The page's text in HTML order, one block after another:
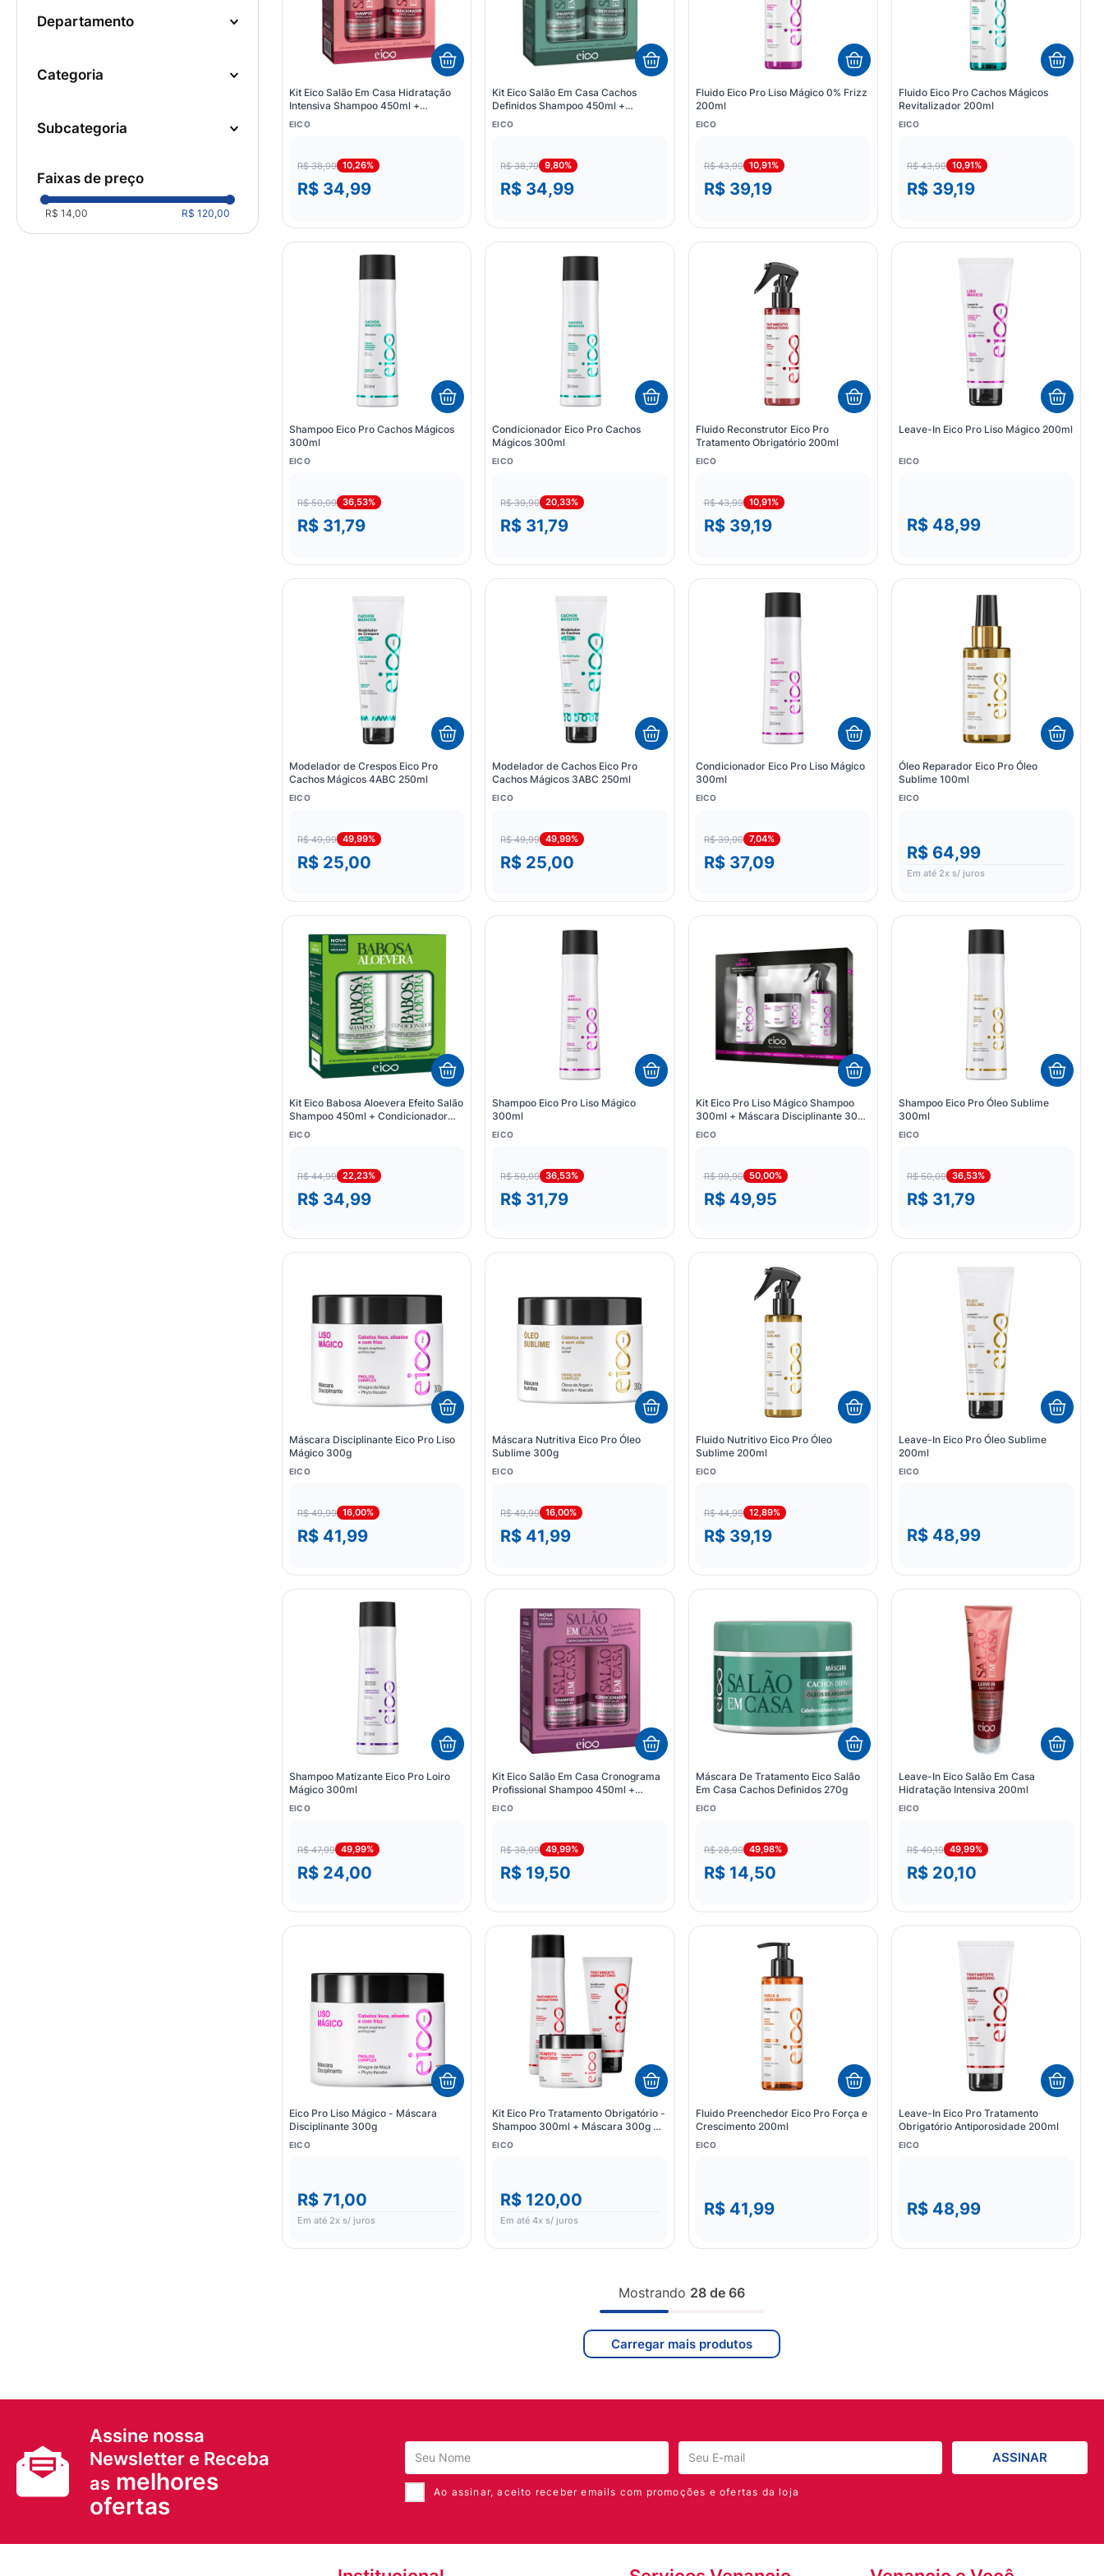
departamento
categoria
Banho e Pós Banho
subcategoria
Shampoo (18
Máscara de Tratamento
(15)
faixas de preço
R$ 14,00 R$ 120,00
Kit Eico Salão Em Casa Hidratação
Intensiva Shampoo 450ml +
Condicionador 400ml
EICO
R$ 38,99 10,26%
R$ 34,99
Kit Eico Salão Em Casa Cachos
Definidos Shampoo 450ml +
Condicionador 400ml
EICO
R$ 38,79 9,80%
R$ 34,99
Fluido Eico Pro Liso Mágico 0% Frizz
200ml
EICO
R$ 43,99 10,91%
R$ 39,19
Fluido Eico Pro Cachos Mágicos
Revitalizador 200ml
EICO
R$ 43,99 10,91%
R$ 39,19
Shampoo Eico Pro Cachos Mágicos
300ml
EICO
R$ 50,09 36,53%
R$ 31,79
Condicionador Eico Pro Cachos
Mágicos 300ml
EICO
R$ 39,90 20,33%
R$ 31,79
Fluido Reconstrutor Eico Pro
Tratamento Obrigatório 200ml
EICO
R$ 43,99 10,91%
R$ 39,19
Leave-In Eico Pro Liso Mágico 200ml
EICO
R$ 48,99
Modelador de Crespos Eico Pro
Cachos Mágicos 4ABC 250ml
EICO
R$ 49,99 49,99%
R$ 25,00
Modelador de Cachos Eico Pro
Cachos Mágicos 3ABC 250ml
EICO
R$ 49,99 49,99%
R$ 25,00
Condicionador Eico Pro Liso Mágico
300ml
EICO
R$ 39,90 7,04%
R$ 37,09
Óleo Reparador Eico Pro Óleo
Sublime 100ml
EICO
R$ 64,99
Em até 2x s/ juros
Kit Eico Babosa Aloevera Efeito Salão
Shampoo 450ml + Condicionador
400ml
EICO
R$ 44,99 22,23%
R$ 34,99
Shampoo Eico Pro Liso Mágico
300ml
EICO
R$ 50,09 36,53%
R$ 31,79
Kit Eico Pro Liso Mágico Shampoo
300ml + Máscara Disciplinante 300g
+ Fluido 0% Frizz 200ml
EICO
R$ 99,90 50,00%
R$ 49,95
Shampoo Eico Pro Óleo Sublime
300ml
EICO
R$ 50,09 36,53%
R$ 31,79
Máscara Disciplinante Eico Pro Liso
Mágico 300g
EICO
R$ 49,99 16,00%
R$ 41,99
Máscara Nutritiva Eico Pro Óleo
Sublime 300g
EICO
R$ 49,99 16,00%
R$ 41,99
Fluido Nutritivo Eico Pro Óleo
Sublime 200ml
EICO
R$ 44,99 12,89%
R$ 39,19
Leave-In Eico Pro Óleo Sublime
200ml
EICO
R$ 48,99
Shampoo Matizante Eico Pro Loiro
Mágico 300ml
EICO
R$ 47,99 49,99%
R$ 24,00
Kit Eico Salão Em Casa Cronograma
Profissional Shampoo 450ml +
Condicionador 400ml
EICO
R$ 38,99 49,99%
R$ 19,50
Máscara De Tratamento Eico Salão
Em Casa Cachos Definidos 270g
EICO
R$ 28,99 49,98%
R$ 14,50
Leave-In Eico Salão Em Casa
Hidratação Intensiva 200ml
EICO
R$ 40,19 49,99%
R$ 20,10
Eico Pro Liso Mágico - Máscara
Disciplinante 300g
EICO
R$ 71,00
Em até 2x s/ juros
Kit Eico Pro Tratamento Obrigatório -
Shampoo 300ml + Máscara 300g +
Acidificante 190ml
EICO
R$ 120,00
Em até4x s/ juros
Fluido Preenchedor Eico Pro Força e
Crescimento 200ml
EICO
R$ 41,99
Leave-In Eico Pro Tratamento
Obrigatório Antiporosidade 200ml
EICO
R$ 48,99
Mostrando 28 de 66
Assine nossa
Newsletter e Receba
as melhores
ofertas
ASSINAR
Ao assinar, aceito receber emails com promoções e ofertas da loja